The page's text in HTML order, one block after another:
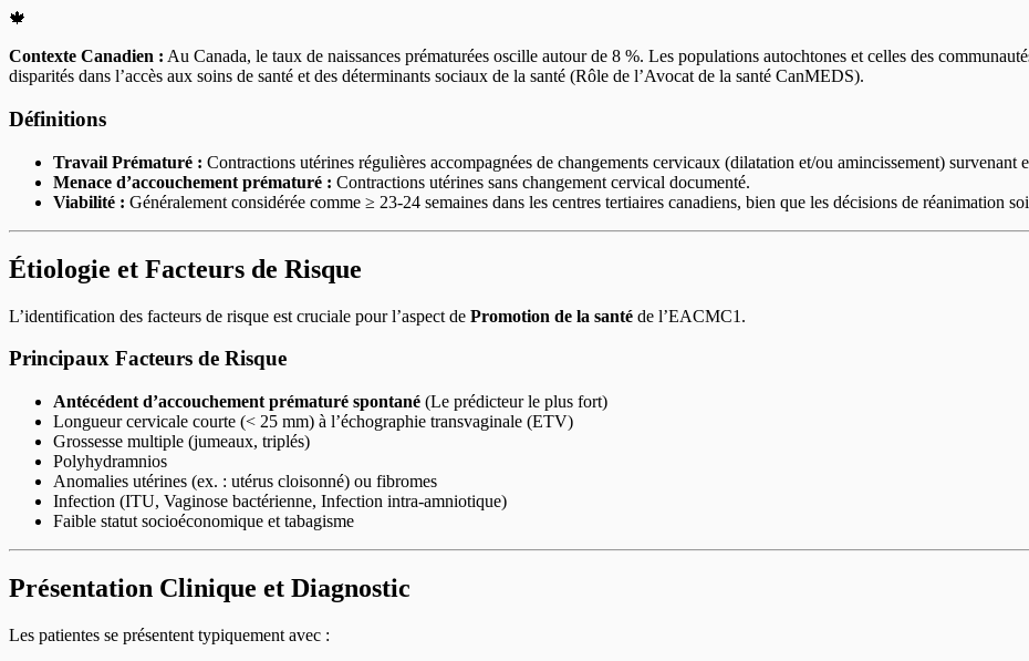
🍁
Contexte Canadien : Au Canada, le taux de naissances prématurées oscille autour de 8 %. Les populations autochtones et celles des
disparités dans l’accès aux soins de santé et des déterminants sociaux de la santé (Rôle de l’Avocat de la santé CanMEDS).
Définitions
Travail Prématuré : Contractions utérines régulières accompagnées de changements cervicaux (dilatation et/ou amincissement) survenant
Menace d’accouchement prématuré : Contractions utérines sans changement cervical documenté.
Viabilité : Généralement considérée comme ≥ 23-24 semaines dans les centres tertiaires canadiens, bien que les décisions de réanimation
Étiologie et Facteurs de Risque
L’identification des facteurs de risque est cruciale pour l’aspect de Promotion de la santé de l’EACMC1.
Principaux Facteurs de Risque
Antécédent d’accouchement prématuré spontané (Le prédicteur le plus fort)
Longueur cervicale courte (< 25 mm) à l’échographie transvaginale (ETV)
Grossesse multiple (jumeaux, triplés)
Polyhydramnios
Anomalies utérines (ex. : utérus cloisonné) ou fibromes
Infection (ITU, Vaginose bactérienne, Infection intra-amniotique)
Faible statut socioéconomique et tabagisme
Présentation Clinique et Diagnostic
Les patientes se présentent typiquement avec :